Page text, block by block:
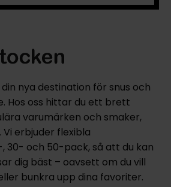
nya destination för snus och
Hos oss hittar du ett brett
varumärken och smaker,
erbjuder flexibla
30- och 50-pack, så att du kan
dig bäst – oavsett om du vill
bunkra upp dina favoriter.